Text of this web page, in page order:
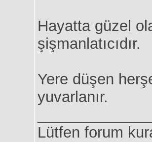
Hayatta güzel
şişmanlatıcıdır.
Yere düşen
yuvarlanır.
Lütfen forum